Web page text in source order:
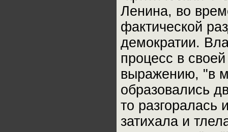
Ленина, во
фактической
демократии.
процесс в
выражению, "в
образовались
то
затихала и